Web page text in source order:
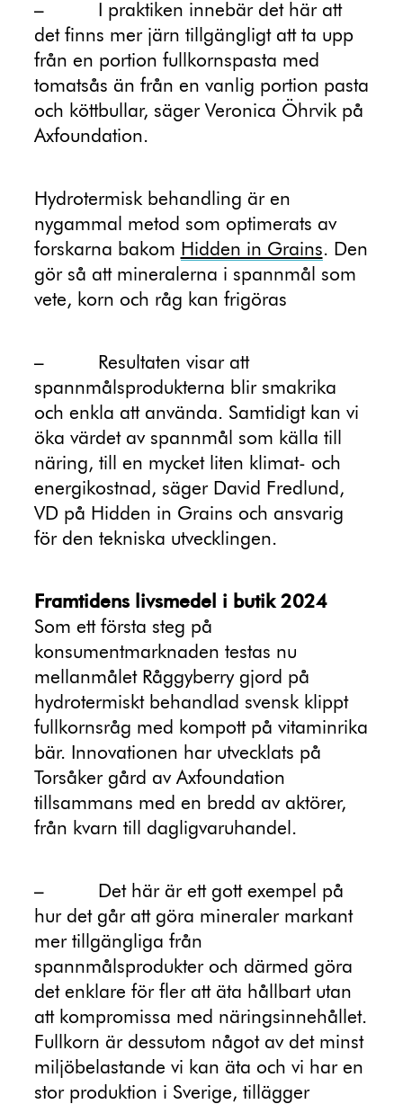
–
I praktiken innebär det här att
det finns mer järn tillgängligt att ta upp
från en portion fullkornspasta med
tomatsås än från en vanlig portion pasta
och köttbullar, säger Veronica Öhrvik på
Axfoundation.
Hydrotermisk behandling är en
nygammal metod som optimerats av
forskarna bakom Hidden in Grains. Den
gör så att mineralerna i spannmål som
vete, korn och råg kan frigöras
–
Resultaten visar att
spannmålsprodukterna blir smakrika
och enkla att använda. Samtidigt kan vi
öka värdet av spannmål som källa till
näring, till en mycket liten klimat- och
energikostnad, säger David Fredlund,
VD på Hidden in Grains och ansvarig
för den tekniska utvecklingen.
Framtidens livsmedel i butik 2024
Som ett första steg på
konsumentmarknaden testas nu
mellanmålet Råggyberry gjord på
hydrotermiskt behandlad svensk klippt
fullkornsråg med kompott på vitaminrika
bär. Innovationen har utvecklats på
Torsåker gård av Axfoundation
tillsammans med en bredd av aktörer,
från kvarn till dagligvaruhandel.
–
Det här är ett gott exempel på
hur det går att göra mineraler markant
mer tillgängliga från
spannmålsprodukter och därmed göra
det enklare för fler att äta hållbart utan
att kompromissa med näringsinnehållet.
Fullkorn är dessutom något av det minst
miljöbelastande vi kan äta och vi har en
stor produktion i Sverige, tillägger